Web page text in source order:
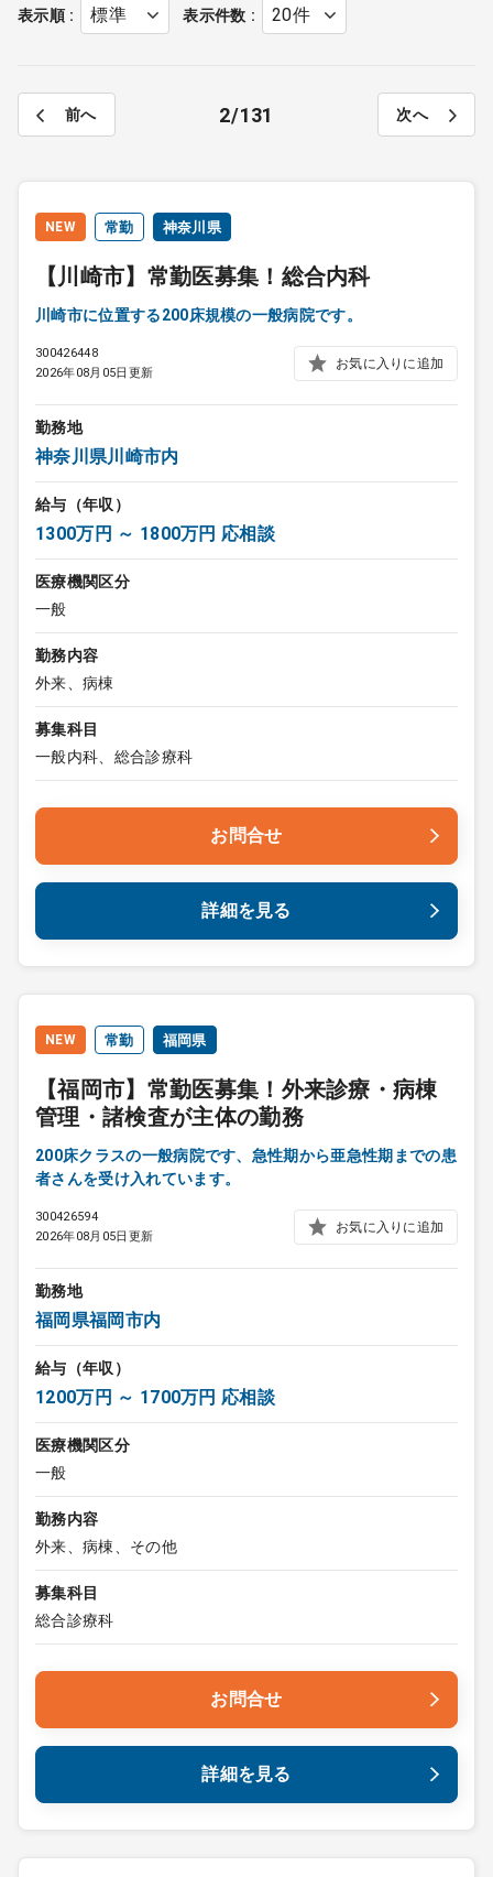
お問合せ
表示順 表示件数
前へ 2 131 次へ
NEW 常勤 神奈川県
【川崎市】常勤医募集！総合内科
川崎市に位置する200床規模の一般病院です。
300426448
2026年08月05日更新
お気に入りに追加
勤務地
神奈川県川崎市内
給与（年収）
1300万円 ～ 1800万円 応相談
医療機関区分
一般
勤務内容
外来、病棟
募集科目
一般内科、総合診療科
お問合せ
詳細を見る
NEW 常勤 福岡県
【福岡市】常勤医募集！外来診療・病棟
管理・諸検査が主体の勤務
200床クラスの一般病院です、急性期から亜急性期までの患
者さんを受け入れています。
300426594
2026年08月05日更新
お気に入りに追加
勤務地
福岡県福岡市内
給与（年収）
1200万円 ～ 1700万円 応相談
医療機関区分
一般
勤務内容
外来、病棟、その他
募集科目
総合診療科
お問合せ
詳細を見る